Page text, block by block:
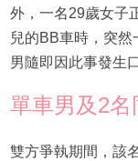
外，一名29歲女子
兒的BB車時，突
男隨即因此事發生口
單車男及2
雙方爭執期間，該